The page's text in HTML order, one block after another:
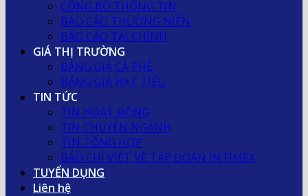
CÔNG BỐ THÔNG TIN
BÁO CÁO THƯỜNG NIÊN
BÁO CÁO TÀI CHÍNH
GIÁ THỊ TRƯỜNG
BẢNG GIÁ CÀ PHÊ
BẢNG GIÁ HẠT TIÊU
TIN TỨC
TIN HOẠT ĐỘNG
TIN CHUYÊN NGÀNH
TIN TỔNG HỢP
BÁO CHÍ VIẾT VỀ TẬP ĐOÀN INTIMEX
TUYỂN DỤNG
Liên hệ